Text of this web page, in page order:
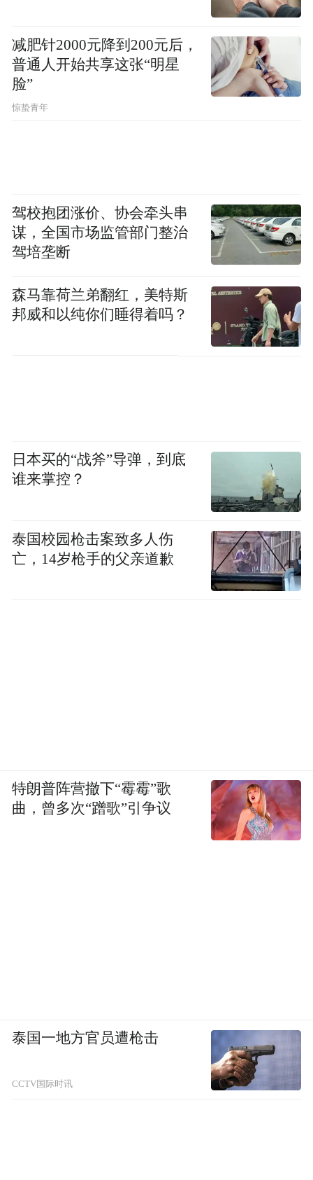
了一些巡逻、宣传工作的方法技能，下一
步，我们将在太白东路派出所的指导下，扎
实开展好协同共治工作，当好平安志愿者，
“特别声明：以上作品内容(包括在内的视频、图片或音
频)为凤凰网旗下自媒体平台“大风号”用户上传并发
布，本平台仅提供信息存储空间服务。
pictures and audios if any) is uploaded and posted
by the user of Dafeng Hao, which is a social media
platform and merely provides information storage
减肥针2000元降到200元后，
普通人开始共享这张“明星
脸”
惊蛰青年
驾校抱团涨价、协会牵头串
谋，全国市场监管部门整治
驾培垄断
森马靠荷兰弟翻红，美特斯
邦威和以纯你们睡得着吗？
日本买的“战斧”导弹，到底
谁来掌控？
泰国校园枪击案致多人伤
亡，14岁枪手的父亲道歉
特朗普阵营撤下“霉霉”歌
曲，曾多次“蹭歌”引争议
泰国一地方官员遭枪击
CCTV国际时讯